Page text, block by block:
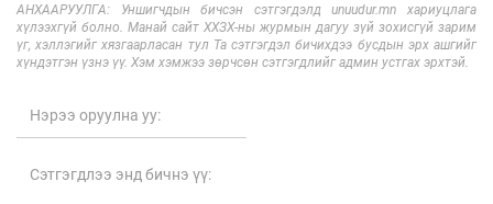
АНХААРУУЛГА: Уншигчдын бичсэн сэтгэгдэлд unuudur.mn хариуцлага
хүлээхгүй болно. Манай сайт ХХЗХ-ны журмын дагуу зүй зохисгүй зарим
үг, хэллэгийг хязгаарласан тул Та сэтгэгдэл бичихдээ бусдын эрх ашгийг
хүндэтгэн үзнэ үү. Хэм хэмжээ зөрчсөн сэтгэгдлийг админ устгах эрхтэй.